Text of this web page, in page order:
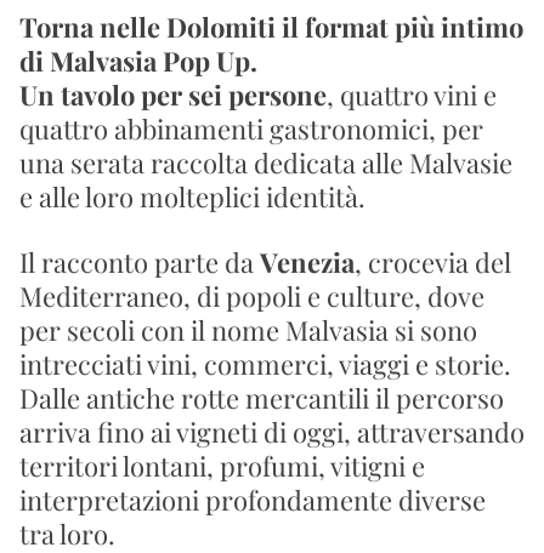
Torna nelle Dolomiti il format più intimo
di Malvasia Pop Up.
Un tavolo per sei persone, quattro vini e
quattro abbinamenti gastronomici, per
una serata raccolta dedicata alle Malvasie
e alle loro molteplici identità.
Il racconto parte da Venezia, crocevia del
Mediterraneo, di popoli e culture, dove
per secoli con il nome Malvasia si sono
intrecciati vini, commerci, viaggi e storie.
Dalle antiche rotte mercantili il percorso
arriva fino ai vigneti di oggi, attraversando
territori lontani, profumi, vitigni e
interpretazioni profondamente diverse
tra loro.